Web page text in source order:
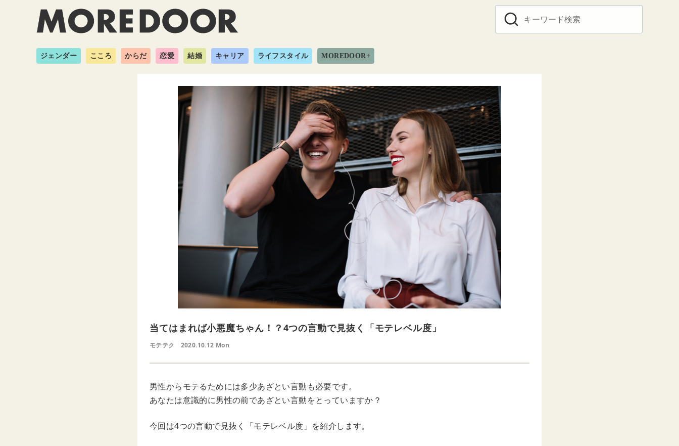
ジェンダー こころ からだ 恋愛 結婚 キャリア ライフスタイル MOREDOOR+
当てはまれば小悪魔ちゃん！？4つの言動で見抜く「モテレベル度」
モテテク 2020.10.12 Mon
男性からモテるためには多少あざとい言動も必要です。
あなたは意識的に男性の前であざとい言動をとっていますか？
今回は4つの言動で見抜く「モテレベル度」を紹介します。